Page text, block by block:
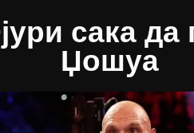
сака да
Џошуа